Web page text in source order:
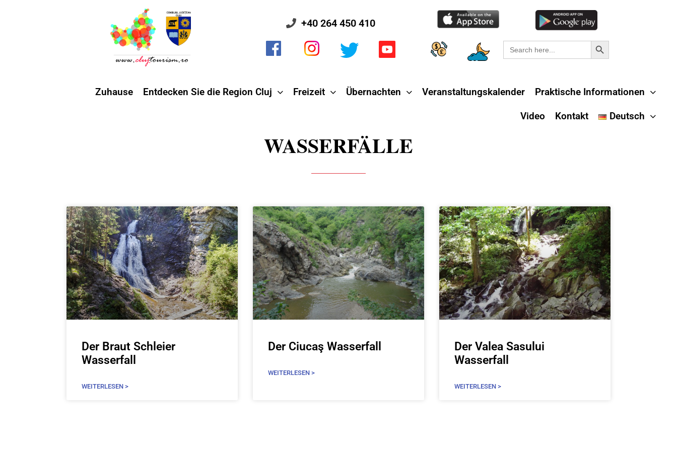
+40 264 450 410
Search
for:
Search Button
Zuhause Entdecken Sie die Region Cluj Freizeit Übernachten Veranstaltungskalender Praktische Informationen
Video Kontakt Deutsch
WASSERFÄLLE
Der Braut Schleier
Wasserfall
WEITERLESEN >
Der Ciucaş Wasserfall
WEITERLESEN >
Der Valea Sasului
Wasserfall
WEITERLESEN >